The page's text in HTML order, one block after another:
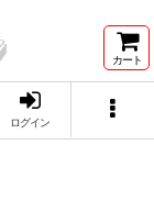
カート
ログイン